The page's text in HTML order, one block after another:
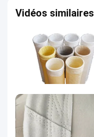
Vidéos similaires